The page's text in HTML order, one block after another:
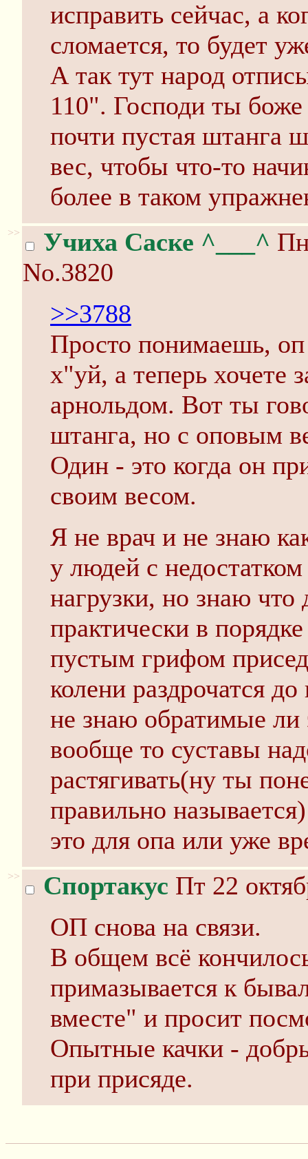
исправить сейчас, а
сломается, то будет
А так тут народ
110". Господи ты
почти пустая штанга
вес, чтобы что-то
более в таком
>> Учиха Саске ^___^
No.3820
>>3788
Просто понимаешь,
х"уй, а теперь хочете
арнольдом. Вот ты
штанга, но с оповым
Один - это когда он
своим весом.
Я не врач и не знаю
у людей с
нагрузки, но знаю
практически в
пустым грифом
колени раздрочатся
не знаю обратимые
вообще то суставы
растягивать(ну ты
правильно
это для опа или уже
>> Спортакус Пт 22
ОП снова на связи.
В общем всё
примазывается к
вместе" и просит
Опытные качки -
при присяде.